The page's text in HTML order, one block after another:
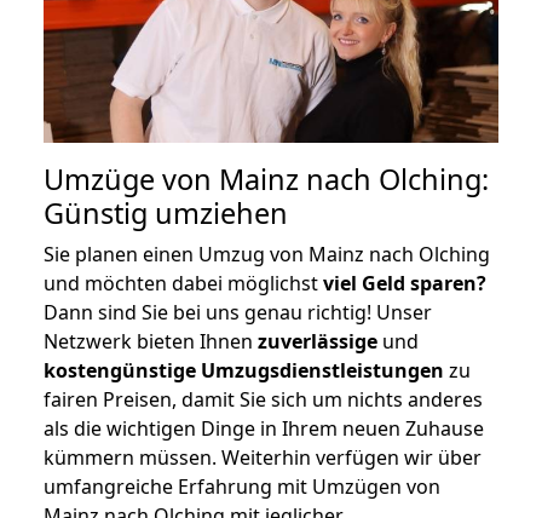
Umzüge von Mainz nach Olching:
Günstig umziehen
Sie planen einen Umzug von Mainz nach Olching
und möchten dabei möglichstviel Geld sparen?
Dann sind Sie bei uns genau richtig! Unser
Netzwerk bieten Ihnen zuverlässige und
kostengünstige Umzugsdienstleistungen zu
fairen Preisen, damit Sie sich um nichts anderes
als die wichtigen Dinge in Ihrem neuen Zuhause
kümmern müssen. Weiterhin verfügen wir über
umfangreiche Erfahrung mit Umzügen von